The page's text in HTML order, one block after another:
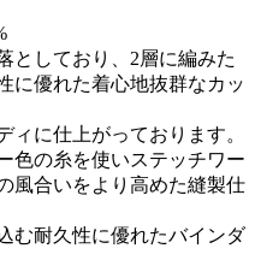
としており、2層に編みた
に優れた着心地抜群なカッ
ィに仕上がっております。
色の糸を使いステッチワー
風合いをより高めた縫製仕
む耐久性に優れたバインダ